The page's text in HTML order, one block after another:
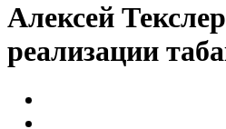
Алексей
реализации